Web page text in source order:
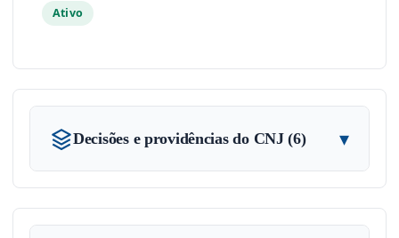
Ativo
Decisões e providências do CNJ (6) ▾